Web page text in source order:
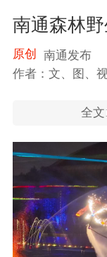
南通森林
原创
南通发布
作者：文、图、
全文